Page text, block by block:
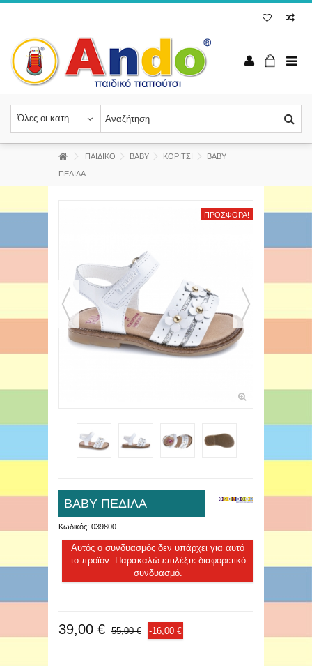
Όλες οι κατηγορίες
ΠΑΙΔΙΚΟ BABY ΚΟΡΙΤΣΙ ΒΑΒΥ
ΠΕΔΙΛΑ
ΠΡΟΣΦΟΡΆ!
ΒΑΒΥ ΠΕΔΙΛΑ
Κωδικός: 039800
Αυτός ο συνδυασμός δεν υπάρχει για αυτό
το προϊόν. Παρακαλώ επιλέξτε διαφορετικό
συνδυασμό.
39,00 € 55,00 € -16,00 €